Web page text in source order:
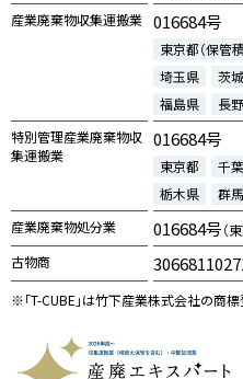
産業廃棄物収集運搬業 016684号
東京都（保管
埼玉県
茨
福島県
長
特別管理産業廃棄物収
集運搬業
016684号
東京都 千
栃木県
群
産業廃棄物処分業
016684号（
古物商
※「T-CUBE」は竹下産業株式会社の商